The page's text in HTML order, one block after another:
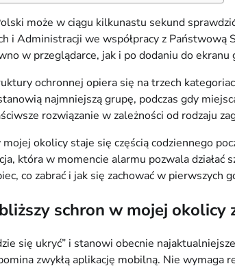
może w ciągu kilkunastu sekund
Administracji we współpracy z Państwową
w przeglądarce, jak i po dodaniu do
ochronnej opiera się na trzech
najmniejszą grupę, podczas gdy
rozwiązanie w zależności od rodzaju
okolicy staje się częścią codziennego
która w momencie alarmu pozwala
co zabrać i jak się zachować w pierwszych
schron w mojej
się ukryć” i stanowi obecnie
zwykłą aplikację mobilną. Nie wymaga